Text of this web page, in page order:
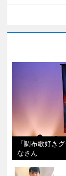
「調布歌好き
なさん